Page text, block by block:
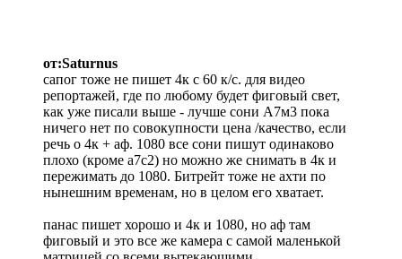
от:Saturnus
сапог тоже не пишет 4к с 60 к/с. для видео
репортажей, где по любому будет фиговый свет,
как уже писали выше - лучше сони А7м3 пока
ничего нет по совокупности цена /качество, если
речь о 4к + аф. 1080 все сони пишут одинаково
плохо (кроме а7с2) но можно же снимать в 4к и
пережимать до 1080. Битрейт тоже не ахти по
нынешним временам, но в целом его хватает.
панас пишет хорошо и 4к и 1080, но аф там
фиговый и это все же камера с самой маленькой